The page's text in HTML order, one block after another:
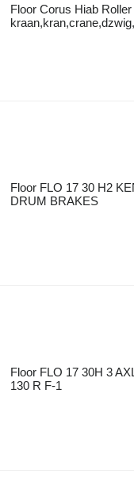
Floor Corus Hiab
Floor FLO 17 30 H2
DRUM BRAKES
Floor FLO 17 30H 3
130 R F-1